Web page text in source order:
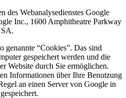
des Webanalysedienstes Google
Inc., 1600 Amphitheatre Parkway
genannte “Cookies”. Das sind
gespeichert werden und die
Website durch Sie ermöglichen.
Informationen über Ihre Benutzung
an einen Server von Google in